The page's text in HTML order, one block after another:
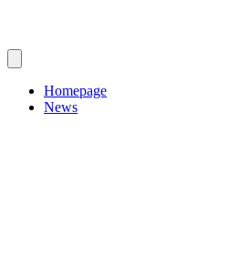
Homepage
News